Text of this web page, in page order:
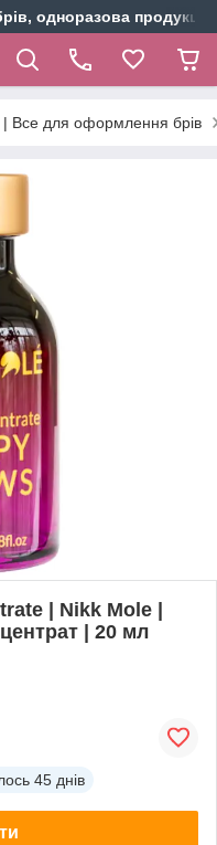
одноразова продукція
Все для оформлення брів
| Nikk Mole |
| 20 мл
45 днів